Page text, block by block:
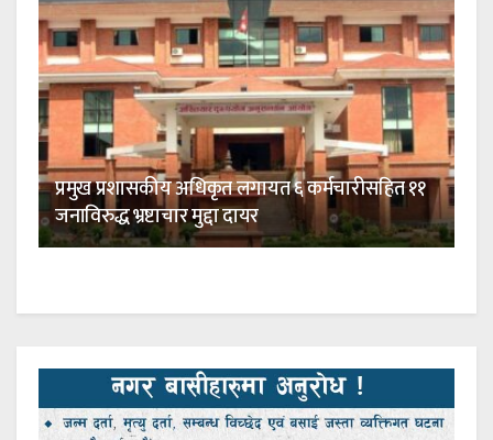
प्रमुख प्रशासकीय अधिकृत लगायत ६ कर्मचारीसहित ११
जनाविरुद्ध भ्रष्टाचार मुद्दा दायर